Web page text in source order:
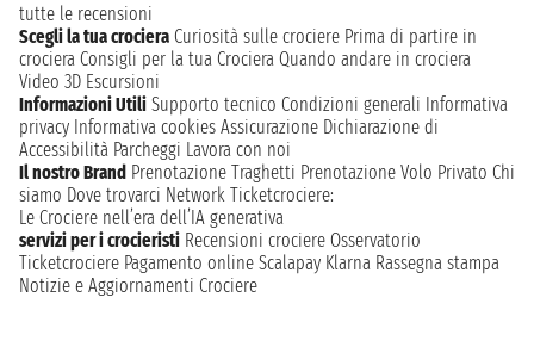
tutte le recensioni
Scegli la tua crociera Curiosità sulle crociere Prima di partire in
crociera Consigli per la tua Crociera Quando andare in crociera
Video 3D Escursioni
Informazioni Utili Supporto tecnico Condizioni generali Informativa
privacy Informativa cookies Assicurazione Dichiarazione di
Accessibilità Parcheggi Lavora con noi
Il nostro Brand Prenotazione Traghetti Prenotazione Volo Privato Chi
siamo Dove trovarci Network Ticketcrociere:
Le Crociere nell’era dell’IA generativa
servizi per i crocieristi Recensioni crociere Osservatorio
Ticketcrociere Pagamento online Scalapay Klarna Rassegna stampa
Notizie e Aggiornamenti Crociere